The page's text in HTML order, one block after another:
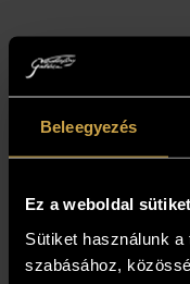
Beleegyezés
Ez a weboldal
Sütiket használunk
szabásához,
10%